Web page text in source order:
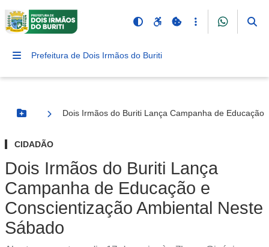
Prefeitura de Dois Irmãos do Buriti
Botão Menu
Dois Irmãos do Buriti Lança Campanha de
CIDADÃO
Dois Irmãos do Buriti Lança
Campanha de Educação e
Conscientização Ambiental Neste
Sábado